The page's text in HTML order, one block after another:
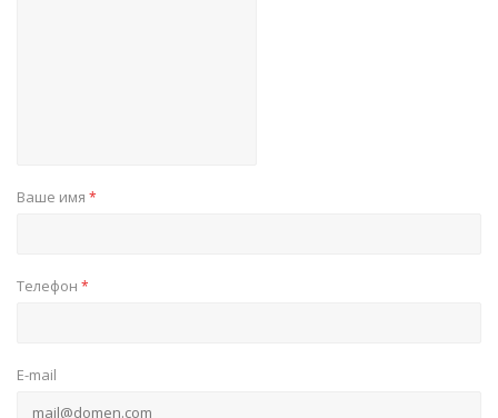
Ваше имя *
Телефон *
E-mail